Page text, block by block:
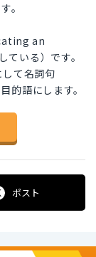
。
an
いる）です。
て名詞句
語にします。
ポスト